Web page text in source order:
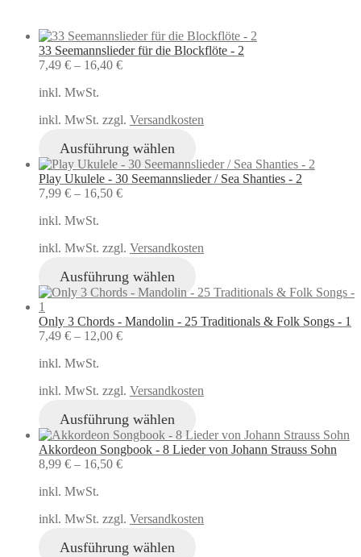
33 Seemannslieder für die Blockflöte - 2
7,49 € – 16,40 €
inkl. MwSt.
inkl. MwSt. zzgl. Versandkosten
Ausführung wählen
Play Ukulele - 30 Seemannslieder / Sea Shanties - 2
7,99 € – 16,50 €
inkl. MwSt.
inkl. MwSt. zzgl. Versandkosten
Ausführung wählen
Only 3 Chords - Mandolin - 25 Traditionals & Folk Songs - 1
7,49 € – 12,00 €
inkl. MwSt.
inkl. MwSt. zzgl. Versandkosten
Ausführung wählen
Akkordeon Songbook - 8 Lieder von Johann Strauss Sohn
8,99 € – 16,50 €
inkl. MwSt.
inkl. MwSt. zzgl. Versandkosten
Ausführung wählen